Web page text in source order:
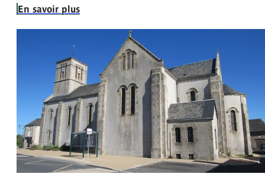
En savoir plus